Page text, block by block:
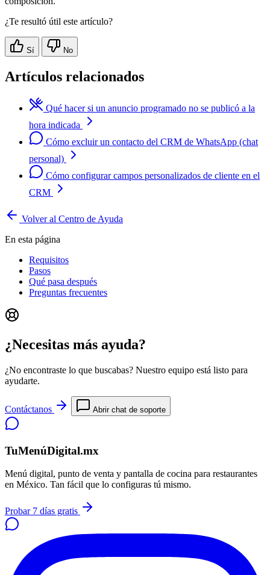
¿Te resultó útil este artículo?
Sí No
Artículos relacionados
Qué hacer si un anuncio programado no se publicó a la
hora indicada
Cómo excluir un contacto del CRM de WhatsApp (chat
personal)
Cómo configurar campos personalizados de cliente en el
CRM
Volver al Centro de Ayuda
En esta página
Requisitos
Pasos
Qué pasa después
Preguntas frecuentes
¿Necesitas más ayuda?
¿No encontraste lo que buscabas? Nuestro equipo está listo para
ayudarte.
Contáctanos Abrir chat de soporte
TuMenúDigital.mx
Menú digital, punto de venta y pantalla de cocina para restaurantes
en México. Tan fácil que lo configuras tú mismo.
Probar 7 días gratis